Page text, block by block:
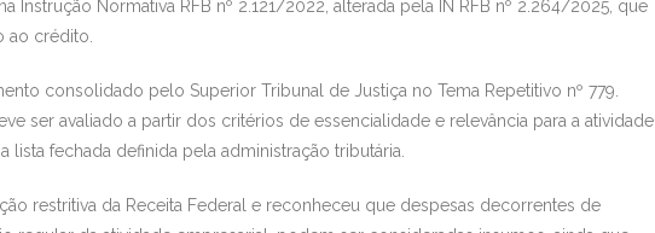
Instrução Normativa RFB nº 2.121/2022, alterada pela IN RFB nº 2.264/2025, que
ao crédito.
consolidado pelo Superior Tribunal de Justiça no Tema Repetitivo nº 779.
ser avaliado a partir dos critérios de essencialidade e relevância para a atividade
fechada definida pela administração tributária.
restritiva da Receita Federal e reconheceu que despesas decorrentes de